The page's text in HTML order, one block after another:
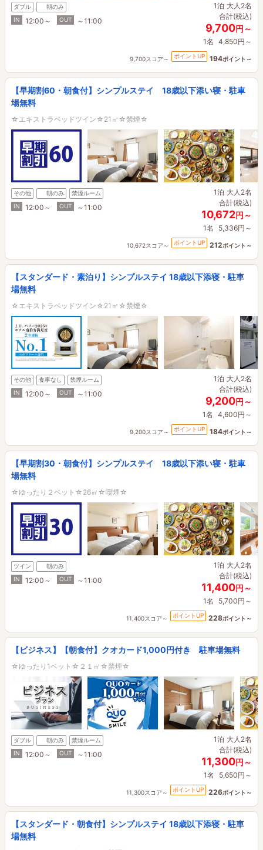
ダブル
朝のみ
IN
12:00～ OUT ～11:00
1泊 大人2名
合計(税込)
9,700円～
1名 4,850円～
9,700スコア～ ポイントUP 194ポイント～
【早期割60・朝食付】シンプルステイ 18歳以下添い寝・駐車
場無料
☆エキストラベッドツイン☆21㎡☆禁煙☆
その他 朝のみ
禁煙ルーム
IN
12:00～ OUT ～11:00
1泊 大人2名
合計(税込)
10,672円～
1名 5,336円～
10,672スコア～ ポイントUP 212ポイント～
【スタンダード・素泊り】シンプルステイ 18歳以下添寝・駐車
場無料
☆エキストラベッドツイン☆21㎡☆禁煙☆
その他 食事なし
禁煙ルーム
IN
12:00～ OUT ～11:00
1泊 大人2名
合計(税込)
9,200円～
1名 4,600円～
9,200スコア～ ポイントUP 184ポイント～
【早期割30・朝食付】シンプルステイ 18歳以下添い寝・駐車
場無料
☆ゆったり２ベット☆26㎡☆喫煙☆
ツイン
朝のみ
IN
12:00～ OUT ～11:00
1泊 大人2名
合計(税込)
11,400円～
1名 5,700円～
11,400スコア～ ポイントUP 228ポイント～
【ビジネス】【朝食付】クオカード1,000円付き 駐車場無料
☆ゆったり1ベット☆２１㎡☆禁煙☆
ダブル 朝のみ
禁煙ルーム
IN
12:00～ OUT ～11:00
1泊 大人2名
合計(税込)
11,300円～
1名 5,650円～
11,300スコア～ ポイントUP 226ポイント～
【スタンダード・朝食付】シンプルステイ 18歳以下添寝・駐車
場無料